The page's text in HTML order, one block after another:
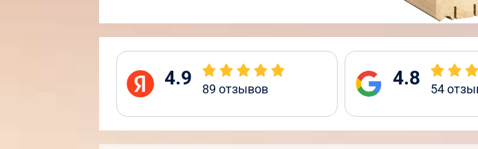
4.9 89 отзывов 4.8 54